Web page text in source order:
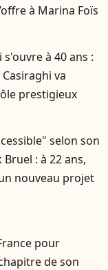
à Marina Foïs
à 40 ans :
va
prestigieux
selon son
: à 22 ans,
nouveau projet
pour
de son